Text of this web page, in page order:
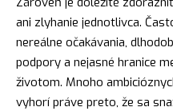
ani zlyhanie jednotlivca.
nereálne očakávania,
podpory a nejasné hranice
životom. Mnoho
vyhorí práve preto, že sa